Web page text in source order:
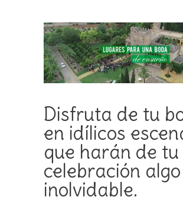
Disfruta de tu
en idílicos
que harán de tu
celebración algo
inolvidable.